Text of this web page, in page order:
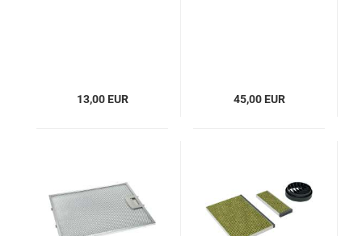
13,00 EUR 45,00 EUR